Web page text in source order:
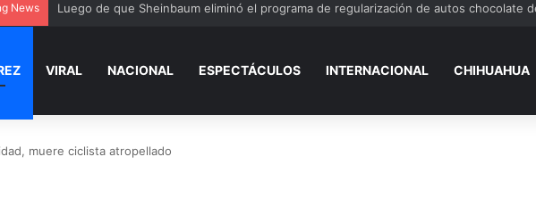
News Luego de que Sheinbaum eliminó el programa de regularización de autos chocolate
VIRAL NACIONAL ESPECTÁCULOS INTERNACIONAL CHIHUAHUA
muere ciclista atropellado